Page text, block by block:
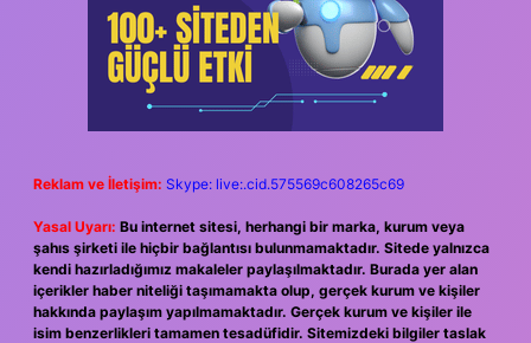
Reklam ve İletişim: Skype: live:.cid.575569c608265c69
Yasal Uyarı: Bu internet sitesi, herhangi bir marka, kurum veya
şahıs şirketi ile hiçbir bağlantısı bulunmamaktadır. Sitede yalnızca
kendi hazırladığımız makaleler paylaşılmaktadır. Burada yer alan
içerikler haber niteliği taşımamakta olup, gerçek kurum ve kişiler
hakkında paylaşım yapılmamaktadır. Gerçek kurum ve kişiler ile
isim benzerlikleri tamamen tesadüfidir. Sitemizdeki bilgiler taslak